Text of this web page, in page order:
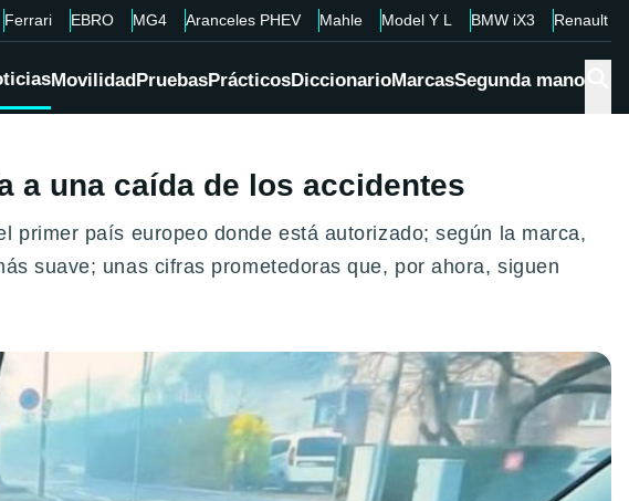
Ferrari EBRO MG4 Aranceles PHEV Mahle Model Y L BMW iX3 Renault
MovilidadPruebasPrácticosDiccionarioMarcasSegunda mano
a una caída de los accidentes
primer país europeo donde está autorizado; según la marca,
suave; unas cifras prometedoras que, por ahora, siguen